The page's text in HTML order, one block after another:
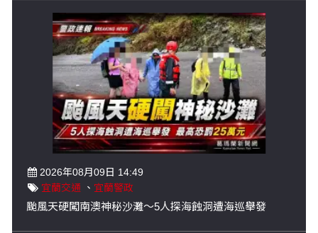
2026年08月09日 14:49
宜蘭交通 、 宜蘭警政
颱風天硬闖南澳神秘沙灘～5人探海蝕洞遭海巡舉發